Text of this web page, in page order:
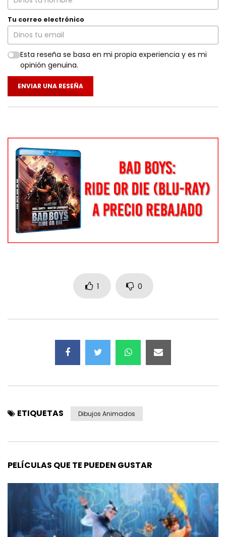
Tu correo electrónico
Esta reseña se basa en mi propia experiencia y es mi
opinión genuina.
ENVIAR UNA RESEÑA
1 0
ETIQUETAS Dibujos Animados
PELÍCULAS QUE TE PUEDEN GUSTAR